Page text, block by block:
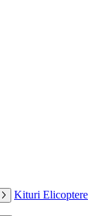
Kituri Elicoptere